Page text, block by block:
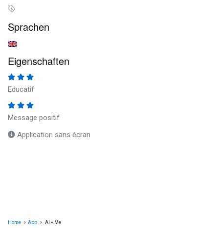
Sprachen
Eigenschaften
Educatif
Message positif
Application sans écran
Home App AI + Me